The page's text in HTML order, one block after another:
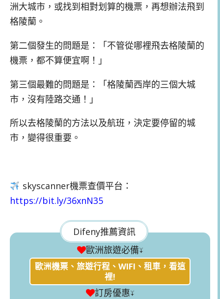
洲大城市，或找到相對划算的機票，再想辦法飛到
格陵蘭。
第二個發生的問題是：「不管從哪裡飛去格陵蘭的
機票，都不算便宜啊！」
第三個最難的問題是：「格陵蘭西岸的三個大城
市，沒有陸路交通！」
所以去格陵蘭的方法以及航班，決定要停留的城
市，變得很重要。
skyscanner機票查價平台：
https://bit.ly/36xnN35
Difeny推薦資訊
歐洲旅遊必備↓
歐洲機票、旅遊行程、WIFI、租車，看這
裡!
訂房優惠↓